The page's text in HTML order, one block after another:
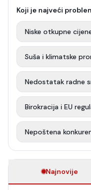
Koji je najveći
Niske otkupne
Suša i klimatske
Nedostatak radne
Birokracija i EU
Nepoštena
Najnovije